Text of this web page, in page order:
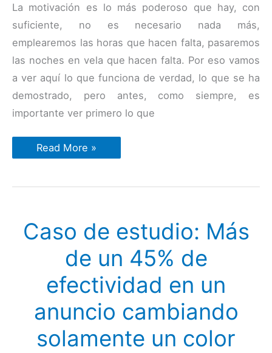
La motivación es lo más poderoso que hay, con
suficiente, no es necesario nada más,
emplearemos las horas que hacen falta, pasaremos
las noches en vela que hacen falta. Por eso vamos
a ver aquí lo que funciona de verdad, lo que se ha
demostrado, pero antes, como siempre, es
importante ver primero lo que
Cómo
motivarnos
de
tácticas
que
funcionan
Read More »
Caso de estudio: Más
de un 45% de
efectividad en un
anuncio cambiando
solamente un color